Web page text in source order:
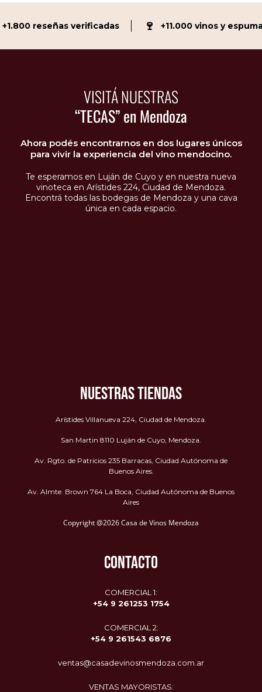
reseñas verificadas +11.000 vinos y
VISITÁ NUESTRAS
“TECAS” en Mendoza
Ahora podés encontrarnos en dos lugares únicos
para vivir la experiencia del vino mendocino.
Te esperamos en Luján de Cuyo y en nuestra nueva
vinoteca en Arístides 224, Ciudad de Mendoza.
Encontrá todas las bodegas de Mendoza y una cava
única en cada espacio.
NUESTRAS TIENDAS
Arístides Villanueva 224, Ciudad de Mendoza.
San Martin 8110 Luján de Cuyo, Mendoza.
Av. Rgto. de Patricios 235 Barracas, Ciudad Autónoma de
Buenos Aires.
Av. Almte. Brown 764 La Boca, Ciudad Autónoma de Buenos
Aires
Copyright @2026 Casa de Vinos Mendoza
CONTACTO
COMERCIAL 1:
+54 9 261253 1754
COMERCIAL 2:
+54 9 261543 6876
ventas@casadevinosmendoza.com.ar
VENTAS MAYORISTAS: